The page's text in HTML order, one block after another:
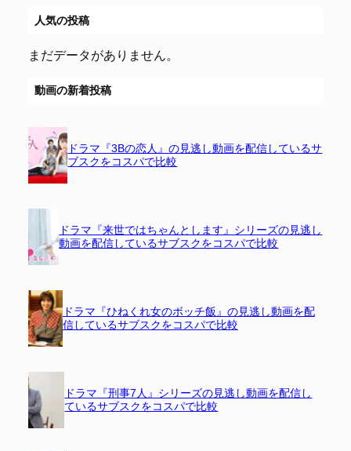
人気の投稿
まだデータがありません。
動画の新着投稿
ドラマ『3Bの恋人』の見逃し動画を配信しているサ
ブスクをコスパで比較
ドラマ『来世ではちゃんとします』シリーズの見逃し
動画を配信しているサブスクをコスパで比較
ドラマ『ひねくれ女のボッチ飯』の見逃し動画を配
信しているサブスクをコスパで比較
ドラマ『刑事7人』シリーズの見逃し動画を配信し
ているサブスクをコスパで比較